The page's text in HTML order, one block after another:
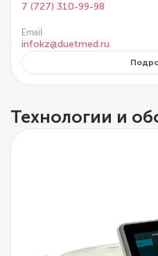
7 (727) 310-99-98
Email
infokz@duetmed.ru
Технологии и